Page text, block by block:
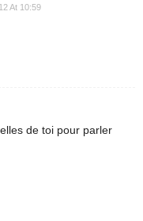
At 10:59
de toi pour parler